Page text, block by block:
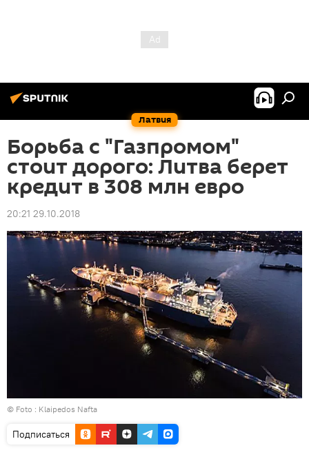
Латвия
Борьба с "Газпромом"
стоит дорого: Литва берет
кредит в 308 млн евро
20:21 29.10.2018
© Foto : Klaipedos Nafta
Подписаться